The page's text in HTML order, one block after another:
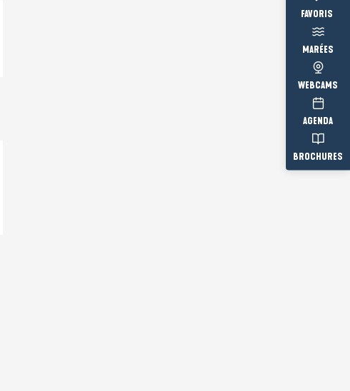
Voir les
MARÉES
WEBCAMS
AGENDA
BROCHURES